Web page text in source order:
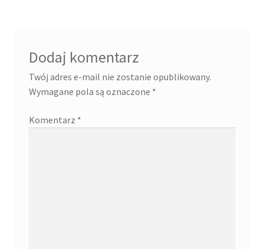
Dodaj komentarz
Twój adres e-mail nie zostanie opublikowany.
Wymagane pola są oznaczone *
Komentarz *